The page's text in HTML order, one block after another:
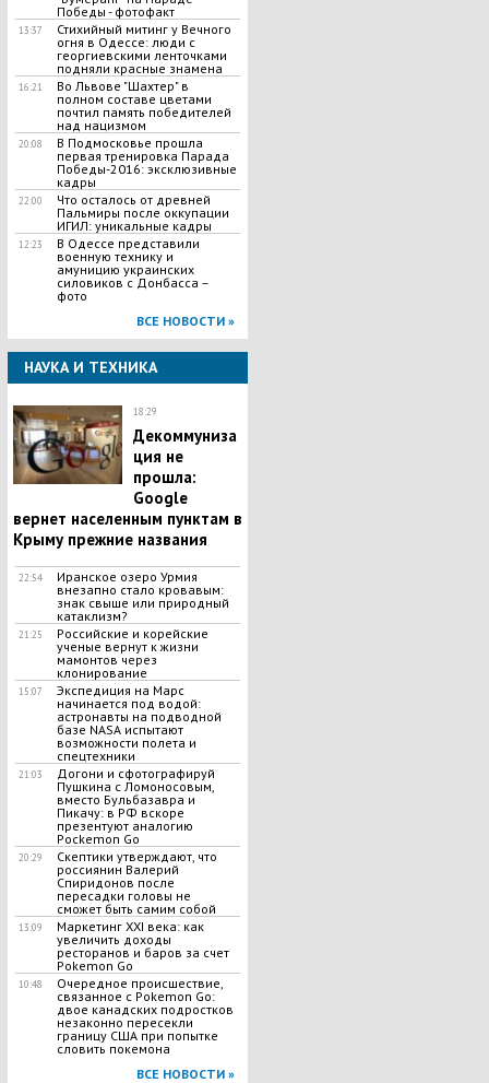
Победы - фотофакт
13:37
Стихийный митинг у Вечного
огня в Одессе: люди с
георгиевскими ленточками
подняли красные знамена
16:21
Во Львове "Шахтер" в
полном составе цветами
почтил память победителей
над нацизмом
20:08
В Подмосковье прошла
первая тренировка Парада
Победы-2016: эксклюзивные
кадры
22:00
Что осталось от древней
Пальмиры после оккупации
ИГИЛ: уникальные кадры
12:23
В Одессе представили
военную технику и
амуницию украинских
силовиков с Донбасса –
фото
ВСЕ НОВОСТИ »
НАУКА И ТЕХНИКА
18:29
Декоммуниза
ция не
прошла:
Google
вернет населенным пунктам в
Крыму прежние названия
22:54
Иранское озеро Урмия
внезапно стало кровавым:
знак свыше или природный
катаклизм?
21:25
Российские и корейские
ученые вернут к жизни
мамонтов через
клонирование
15:07
Экспедиция на Марс
начинается под водой:
астронавты на подводной
базе NASA испытают
возможности полета и
спецтехники
21:03
Догони и сфотографируй
Пушкина с Ломоносовым,
вместо Бульбазавра и
Пикачу: в РФ вскоре
презентуют аналогию
Pockemon Go
20:29
Скептики утверждают, что
россиянин Валерий
Спиридонов после
пересадки головы не
сможет быть самим собой
13:09
Маркетинг XXI века: как
увеличить доходы
ресторанов и баров за счет
Pokemon Go
10:48
Очередное происшествие,
связанное с Pokemon Go:
двое канадских подростков
незаконно пересекли
границу США при попытке
словить покемона
ВСЕ НОВОСТИ »